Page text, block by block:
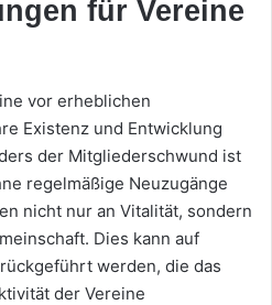
für Vereine
vor erheblichen
Existenz und Entwicklung
der Mitgliederschwund ist
regelmäßige Neuzugänge
nicht nur an Vitalität, sondern
Dies kann auf
werden, die das
der Vereine